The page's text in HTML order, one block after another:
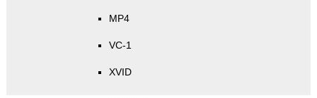
MP4
VC-1
XVID